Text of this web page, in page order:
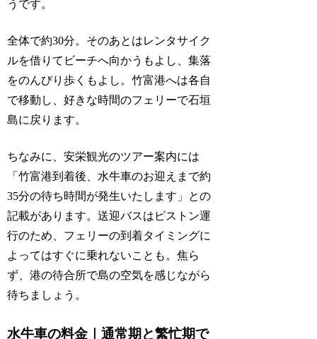
うです。
全体で約30分。そのあとはレンタサイク
ルを借りてビーチへ向かうもよし、集落
をのんびり歩くもよし。竹富港へは各自
で移動し、好きな時間のフェリーで石垣
島に戻ります。
ちなみに、安栄観光のツアー案内には
「竹富港到着後、水牛車のお迎えまで約
35分の待ち時間が発生いたします」との
記載があります。送迎バスはピストン運
行のため、フェリーの到着タイミングに
よってはすぐに乗れないことも。焦ら
ず、港の待合所で島の空気を感じながら
待ちましょう。
水牛車の料金｜通常期と繁忙期で